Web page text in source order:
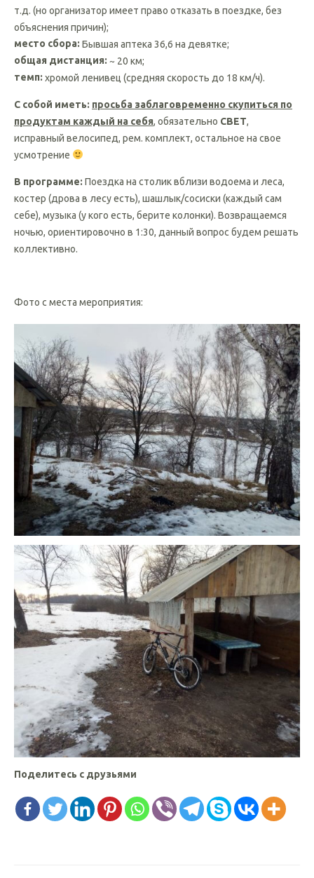
т.д. (но организатор имеет право отказать в поездке, без
объяснения причин);
место сбора: Бывшая аптека 36,6 на девятке;
общая дистанция: ~ 20 км;
темп: хромой ленивец (средняя скорость до 18 км/ч).
С собой иметь: просьба заблаговременно скупиться по
продуктам каждый на себя, обязательно СВЕТ,
исправный велосипед, рем. комплект, остальное на свое
усмотрение
В программе: Поездка на столик вблизи водоема и леса,
костер (дрова в лесу есть), шашлык/сосиски (каждый сам
себе), музыка (у кого есть, берите колонки). Возвращаемся
ночью, ориентировочно в 1:30, данный вопрос будем решать
коллективно.
Фото с места мероприятия:
Поделитесь с друзьями